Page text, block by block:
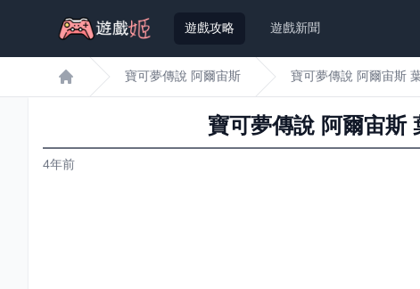
遊戲攻略 遊戲新聞
遊戲姬首頁
寶可夢傳說 阿爾宙斯 寶可夢傳說 阿爾宙斯
寶可夢傳說 阿爾宙斯
4年前